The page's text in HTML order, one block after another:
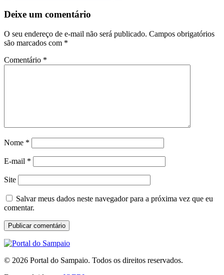
Deixe um comentário
O seu endereço de e-mail não será publicado. Campos obrigatórios
são marcados com *
Comentário *
Nome *
E-mail *
Site
Salvar meus dados neste navegador para a próxima vez que eu
comentar.
© 2026 Portal do Sampaio. Todos os direitos reservados.